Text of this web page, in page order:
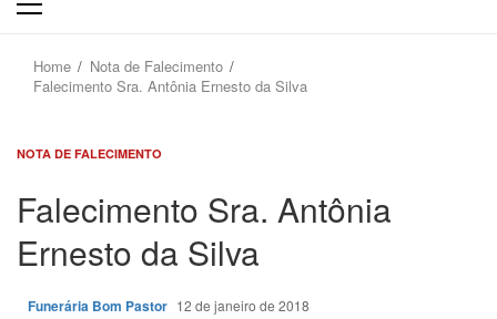
Primary
Home
Nota de Falecimento
Falecimento Sra. Antônia Ernesto da Silva
NOTA DE FALECIMENTO
Falecimento Sra. Antônia
Ernesto da Silva
Funerária Bom Pastor 12 de janeiro de 2018